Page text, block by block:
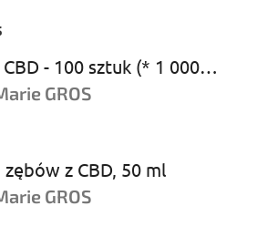
Kapsułki CBD - 100 sztuk (* 1 000 mg CBD)
to 5 na 5 gwiazdek.
GROS
zębów z CBD, 50 ml
to 5 na 5 gwiazdek.
GROS